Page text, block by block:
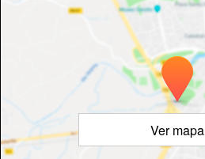
Ver mapa